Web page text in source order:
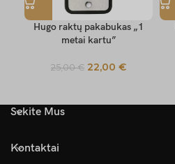
Hugo raktų pakabukas „1
metai kartu”
25,00€ 22,00 €
Sekite Mus
Kontaktai